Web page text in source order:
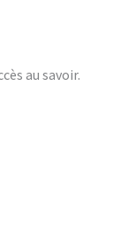
au savoir.